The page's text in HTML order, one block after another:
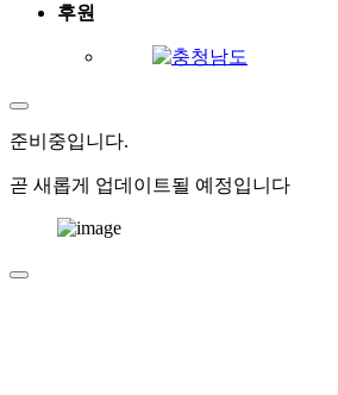
후원
준비중입니다.
곧 새롭게 업데이트될 예정입니다